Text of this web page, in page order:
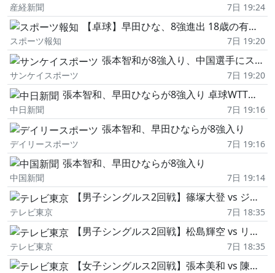
産経新聞 7日 19:24
【卓球】早田ひな、8強進出 18歳の有望株に快勝…WTTチャンピオンズ横浜
スポーツ報知 7日 19:20
張本智和が8強入り、中国選手にストレート勝ち WTTチャンピオンズ/卓球
サンケイスポーツ 7日 19:20
張本智和、早田ひならが8強入り 卓球WTTチャンピオンズ
中日新聞 7日 19:16
張本智和、早田ひならが8強入り
デイリースポーツ 7日 19:16
張本智和、早田ひならが8強入り
中国新聞 7日 19:14
【男子シングルス2回戦】篠塚大登 vs ジェラウド|WTTチャンピオンズ横浜2026
テレビ東京 7日 18:35
【男子シングルス2回戦】松島輝空 vs リン|WTTチャンピオンズ横浜2026
テレビ東京 7日 18:35
【女子シングルス2回戦】張本美和 vs 陳熠|WTTチャンピオンズ横浜2026